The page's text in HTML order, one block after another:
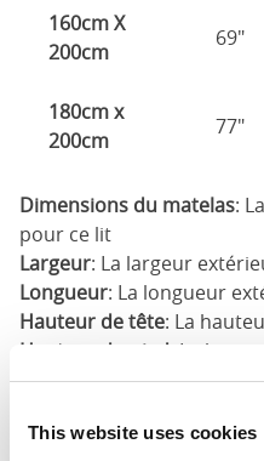
This website uses cookies
160cm X
200cm
69"
180cm x
200cm
77"
Dimensions du matelas:
pour ce lit
Largeur: La largeur
Longueur: La longueur
Hauteur de tête: La
Hauteur du pied : La
cadre de lit. Il peut y avoir